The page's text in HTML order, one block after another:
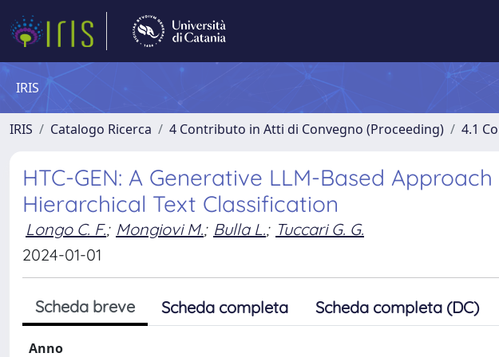
IRIS
IRIS Catalogo Ricerca 4 Contributo in Atti di Convegno (Proceeding) 4.1
HTC-GEN: A Generative LLM-Based
Hierarchical Text Classification
Longo C. F.; Mongiovi M.; Bulla L.; Tuccari G. G.
2024-01-01
Scheda breve Scheda completa Scheda completa (DC)
Anno